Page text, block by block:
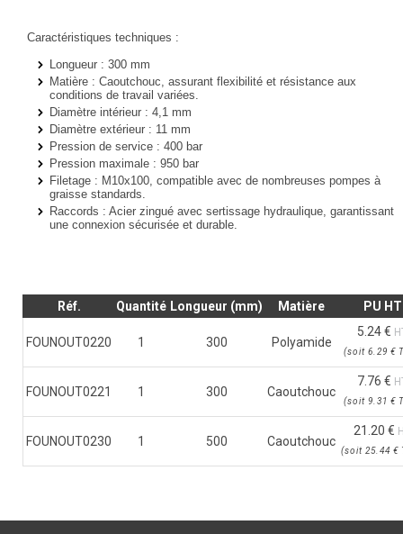
Caractéristiques techniques :
Longueur : 300 mm
Matière : Caoutchouc, assurant flexibilité et résistance aux
conditions de travail variées.
Diamètre intérieur : 4,1 mm
Diamètre extérieur : 11 mm
Pression de service : 400 bar
Pression maximale : 950 bar
Filetage : M10x100, compatible avec de nombreuses pompes à
graisse standards.
Raccords : Acier zingué avec sertissage hydraulique, garantissant
une connexion sécurisée et durable.
Réf. Quantité Longueur (mm) Matière PU HT
FOUNOUT0220 1 300 Polyamide
5.24 €
(soit 6.29 €
FOUNOUT0221 1 300 Caoutchouc
7.76 €
(soit 9.31 €
FOUNOUT0230 1 500 Caoutchouc
21.20 €
(soit 25.44 €